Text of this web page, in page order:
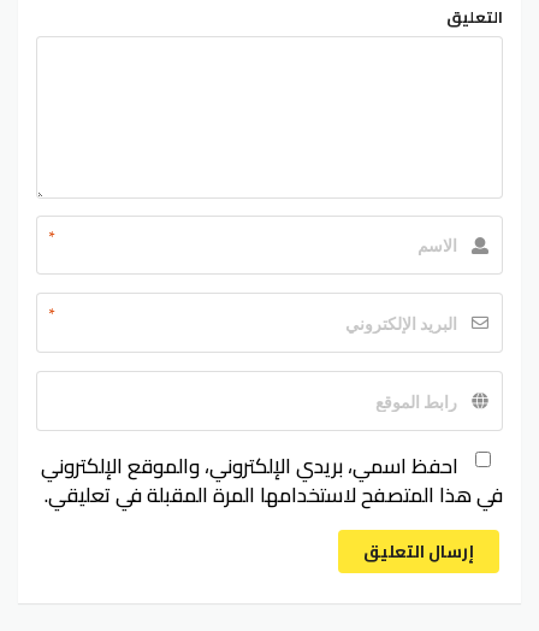
التعليق
*
*
احفظ اسمي، بريدي الإلكتروني، والموقع الإلكتروني
في هذا المتصفح لاستخدامها المرة المقبلة في تعليقي.
إرسال التعليق